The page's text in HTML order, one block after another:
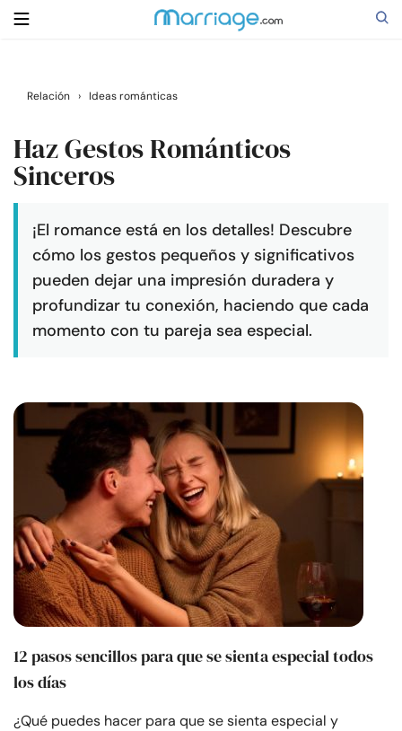
Buscar
Casarse
Familia
Ayuda
Recursos
Comunidad
Encuentra un terapeuta
Idioma
Sobre nosotros Contáctanos Escríbenos
Publicidad con
Relación › Ideas románticas
Haz Gestos Románticos
Sinceros
¡El romance está en los detalles! Descubre
cómo los gestos pequeños y significativos
pueden dejar una impresión duradera y
profundizar tu conexión, haciendo que cada
momento con tu pareja sea especial.
12 pasos sencillos para que se sienta especial todos
los días
¿Qué puedes hacer para que se sienta especial y